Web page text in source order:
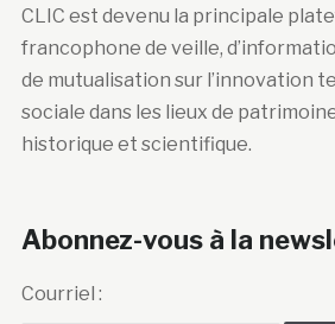
CLIC est devenu la principale
francophone de veille,
de mutualisation sur l’innovation
sociale dans les lieux de
historique et scientifique.
Abonnez-vous à la
Courriel :